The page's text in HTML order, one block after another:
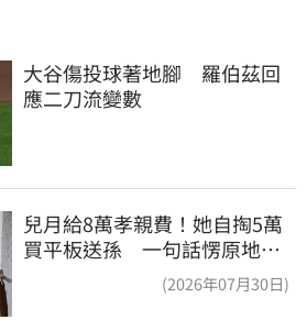
大谷傷投球著地腳　羅伯茲回
應二刀流變數
兒月給8萬孝親費！她自掏5萬
買平板送孫 一句話愣原地
(2026年07月30日)